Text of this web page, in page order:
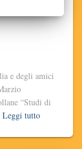
e degli amici
“Studi di
Leggi tutto